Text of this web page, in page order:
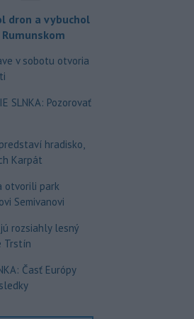
dron a vybuchol
v sobotu otvoria
SLNKA: Pozorovať
hradisko,
Karpát
otvorili park
Semivanovi
rozsiahly lesný
Trstín
Časť Európy